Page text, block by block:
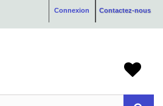
Contactez-nous
Connexion